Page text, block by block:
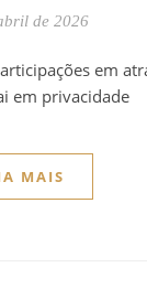
de 2026
em
em privacidade
MAIS